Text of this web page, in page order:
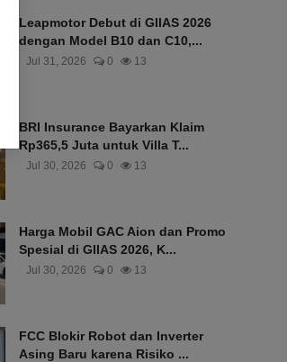
Leapmotor Debut di GIIAS 2026
dengan Model B10 dan C10,...
Jul 31, 2026 0 13
BRI Insurance Bayarkan Klaim
Rp365,5 Juta untuk Villa T...
Jul 30, 2026 0 13
Harga Mobil GAC Aion dan Promo
Spesial di GIIAS 2026, K...
Jul 30, 2026 0 13
FCC Blokir Robot dan Inverter
Asing Baru karena Risiko ...